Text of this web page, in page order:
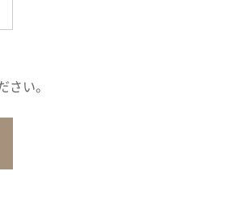
い。